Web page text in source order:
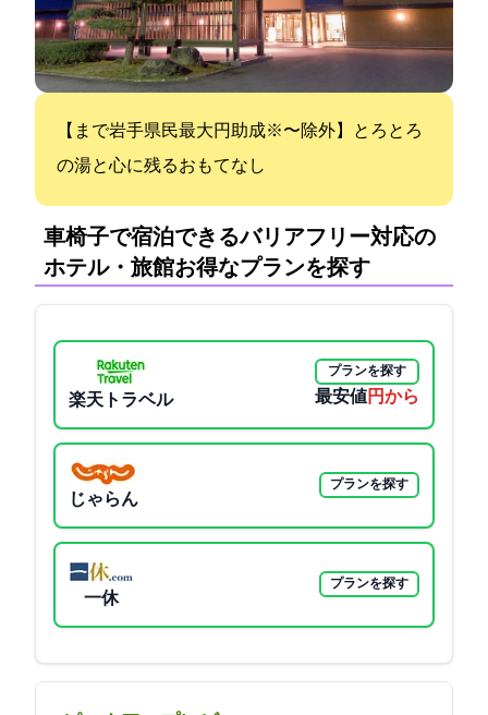
【1/10まで岩手県民最大3,000円助成※12/29〜1/3除外】とろとろ
の湯と心に残るおもてなし
車椅子で宿泊できるバリアフリー対応の
ホテル・旅館:お得なプランを探す
楽天トラベル
プランを探す
最安値18700円から
じゃらん
プランを探す
一休
プランを探す